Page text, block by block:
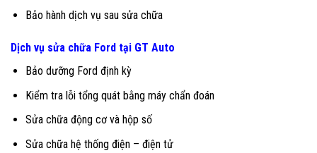
Bảo hành dịch vụ sau sửa chữa
Dịch vụ sửa chữa Ford tại GT Auto
Bảo dưỡng Ford định kỳ
Kiểm tra lỗi tổng quát bằng máy chẩn đoán
Sửa chữa động cơ và hộp số
Sửa chữa hệ thống điện – điện tử